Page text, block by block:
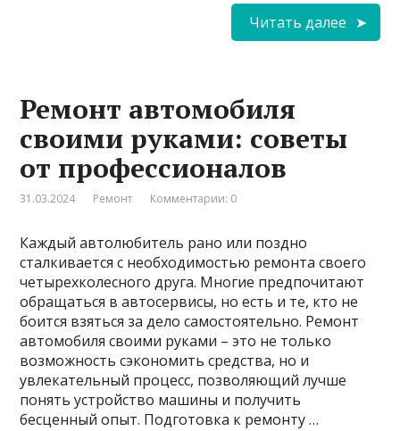
Читать далее
Ремонт автомобиля
своими руками: советы
от профессионалов
31.03.2024 Ремонт Комментарии: 0
Каждый автолюбитель рано или поздно
сталкивается с необходимостью ремонта своего
четырехколесного друга. Многие предпочитают
обращаться в автосервисы, но есть и те, кто не
боится взяться за дело самостоятельно. Ремонт
автомобиля своими руками – это не только
возможность сэкономить средства, но и
увлекательный процесс, позволяющий лучше
понять устройство машины и получить
бесценный опыт. Подготовка к ремонту …